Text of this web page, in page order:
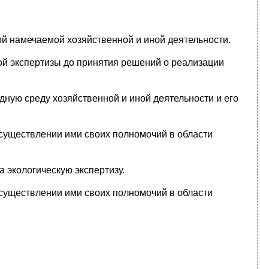
намечаемой хозяйственной и иной де­ятельности.
экспертизы до принятия решений о реа­лизации
среду хозяйственной и иной дея­тельности и его
ими своих полномочий в области
экспертизу.
ими своих полномочий в области